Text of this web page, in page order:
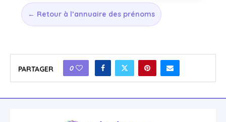
← Retour à l’annuaire des prénoms
PARTAGER 0